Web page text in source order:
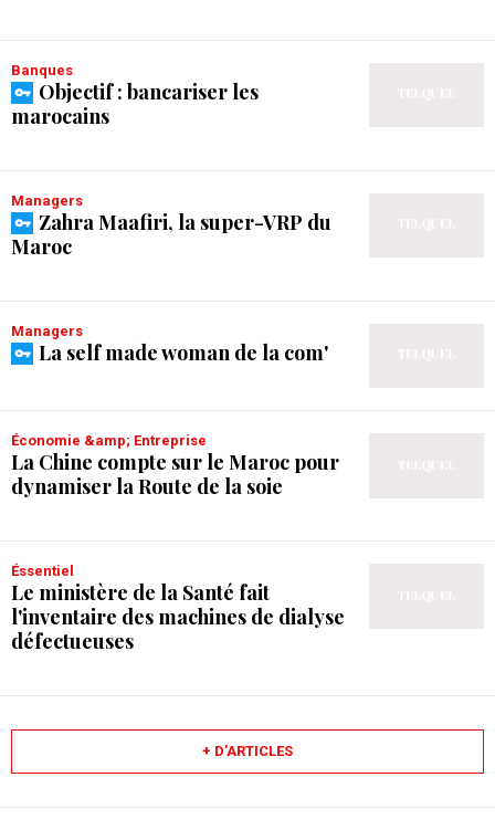
Banques
Objectif : bancariser les
marocains
Managers
Zahra Maafiri, la super-VRP du
Maroc
Managers
La self made woman de la com'
Économie &amp; Entreprise
La Chine compte sur le Maroc pour
dynamiser la Route de la soie
Éssentiel
Le ministère de la Santé fait
l'inventaire des machines de dialyse
défectueuses
+ D’ARTICLES